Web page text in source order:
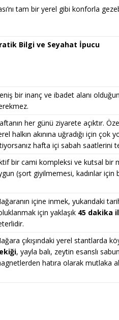
tam bir yerel gibi konforla
Bilgi ve Seyahat İpucu
bir inanç ve ibadet alanı
her günü ziyarete açıktır.
halkın akınına uğradığı için
hafta içi sabah saatlerini
bir cami kompleksi ve kutsal bir
(şort giyilmemesi, kadınlar
içine inmek, yukarıdaki
için yaklaşık 45 dakika
çıkışındaki yerel stantlarda
, yayla balı, zeytin esanslı
hatıra olarak mutlaka